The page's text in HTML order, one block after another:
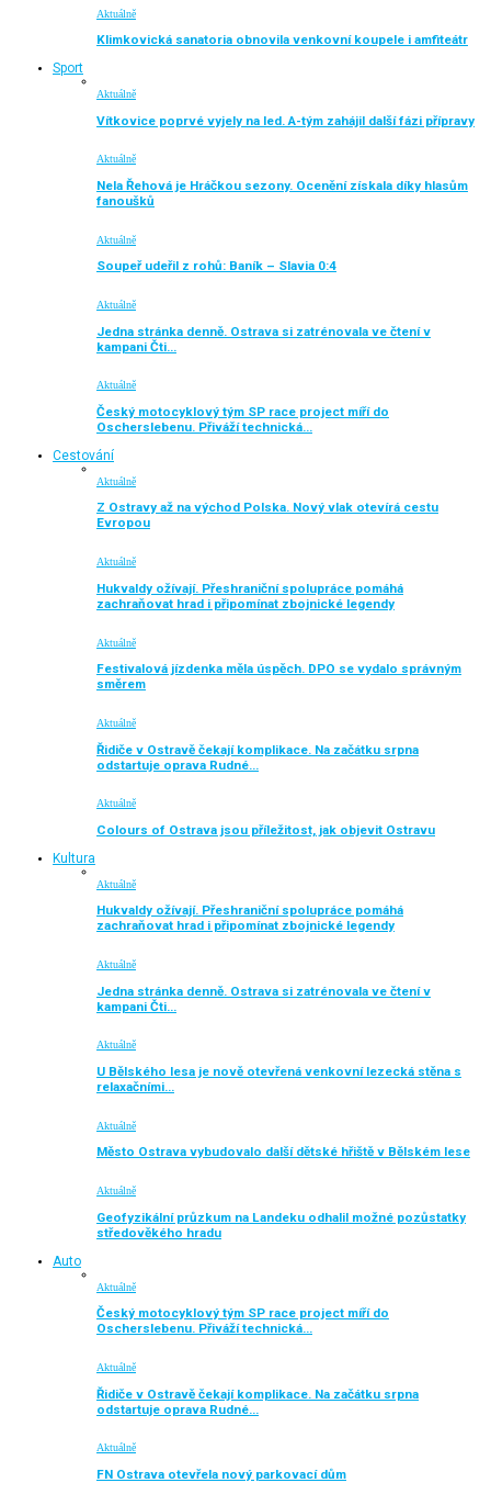
Aktuálně
Klimkovická sanatoria obnovila venkovní koupele i amfiteátr
Sport
Aktuálně
Vítkovice poprvé vyjely na led. A-tým zahájil další fázi přípravy
Aktuálně
Nela Řehová je Hráčkou sezony. Ocenění získala díky hlasům
fanoušků
Aktuálně
Soupeř udeřil z rohů: Baník – Slavia 0:4
Aktuálně
Jedna stránka denně. Ostrava si zatrénovala ve čtení v
kampani Čti…
Aktuálně
Český motocyklový tým SP race project míří do
Oscherslebenu. Přiváží technická…
Cestování
Aktuálně
Z Ostravy až na východ Polska. Nový vlak otevírá cestu
Evropou
Aktuálně
Hukvaldy ožívají. Přeshraniční spolupráce pomáhá
zachraňovat hrad i připomínat zbojnické legendy
Aktuálně
Festivalová jízdenka měla úspěch. DPO se vydalo správným
směrem
Aktuálně
Řidiče v Ostravě čekají komplikace. Na začátku srpna
odstartuje oprava Rudné…
Aktuálně
Colours of Ostrava jsou příležitost, jak objevit Ostravu
Kultura
Aktuálně
Hukvaldy ožívají. Přeshraniční spolupráce pomáhá
zachraňovat hrad i připomínat zbojnické legendy
Aktuálně
Jedna stránka denně. Ostrava si zatrénovala ve čtení v
kampani Čti…
Aktuálně
U Bělského lesa je nově otevřená venkovní lezecká stěna s
relaxačními…
Aktuálně
Město Ostrava vybudovalo další dětské hřiště v Bělském lese
Aktuálně
Geofyzikální průzkum na Landeku odhalil možné pozůstatky
středověkého hradu
Auto
Aktuálně
Český motocyklový tým SP race project míří do
Oscherslebenu. Přiváží technická…
Aktuálně
Řidiče v Ostravě čekají komplikace. Na začátku srpna
odstartuje oprava Rudné…
Aktuálně
FN Ostrava otevřela nový parkovací dům